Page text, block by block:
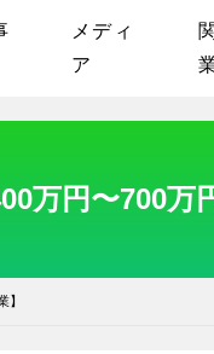
メディ
ア
万円〜700万
】